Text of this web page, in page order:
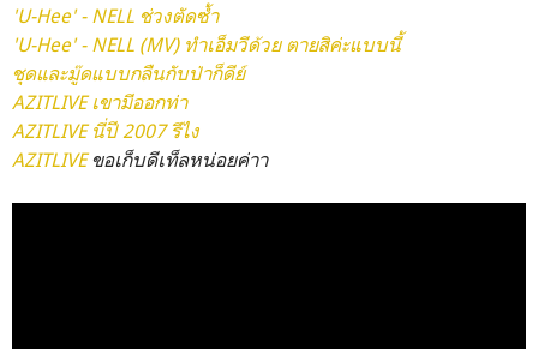
'U-Hee' - NELL ช่วงตัดซ้ำ
'U-Hee' - NELL (MV) ทำเอ็มวีด้วย ตายสิค่ะแบบนี้
ชุดและมู๊ดแบบกลืนกับป่าก็ดีย์
AZITLIVE เขามีออกท่า
AZITLIVE นี่ปี 2007 รึไง
AZITLIVEขอเก็บดีเท็ลหน่อยค่าา